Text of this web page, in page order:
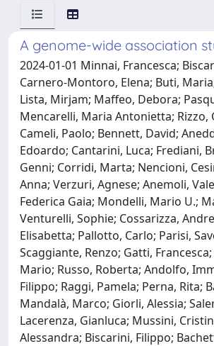
A genome-wide association
2024-01-01 Minnai, Francesca;
Carnero-Montoro, Elena; Buti,
Lista, Mirjam; Maffeo, Debora;
Mencarelli, Maria Antonietta; Rizzo,
Cameli, Paolo; Bennett, David;
Edoardo; Cantarini, Luca; Frediani,
Genni; Corridi, Marta; Nencioni,
Anna; Verzuri, Agnese; Anemoli,
Federica Gaia; Mondelli, Mario U.;
Venturelli, Sophie; Cossarizza,
Elisabetta; Pallotto, Carlo; Parisi,
Scaggiante, Renzo; Gatti,
Mario; Russo, Roberta; Andolfo,
Filippo; Raggi, Pamela; Perna, Rita;
Mandalà, Marco; Giorli, Alessia;
Lacerenza, Gianluca; Mussini,
Alessandra; Biscarini, Filippo;